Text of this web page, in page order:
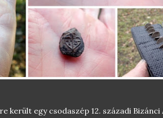
került egy csodaszép 12. századi Bizánci